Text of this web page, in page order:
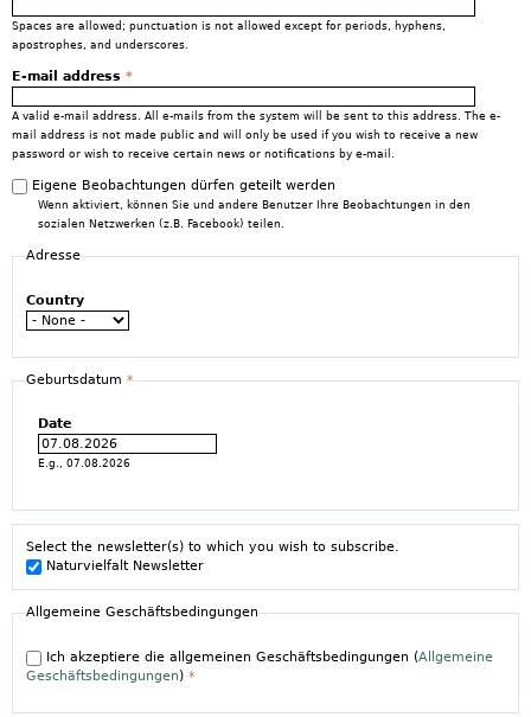
Spaces are allowed; punctuation is not allowed except for periods, hyphens,
apostrophes, and underscores.
E-mail address *
A valid e-mail address. All e-mails from the system will be sent to this address. The e-
mail address is not made public and will only be used if you wish to receive a new
password or wish to receive certain news or notifications by e-mail.
Eigene Beobachtungen dürfen geteilt werden
Wenn aktiviert, können Sie und andere Benutzer Ihre Beobachtungen in den
sozialen Netzwerken (z.B. Facebook) teilen.
Adresse
Country
Geburtsdatum *
Date
E.g., 07.08.2026
Select the newsletter(s) to which you wish to subscribe.
Naturvielfalt Newsletter
Allgemeine Geschäftsbedingungen
Ich akzeptiere die allgemeinen Geschäftsbedingungen (Allgemeine
Geschäftsbedingungen) *